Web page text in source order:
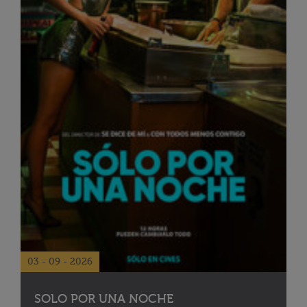
03 - 09 - 2026
SOLO POR UNA NOCHE